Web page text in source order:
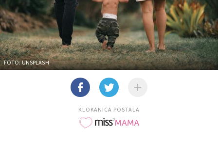
FOTO: UNSPLASH
KLOKANICA POSTALA